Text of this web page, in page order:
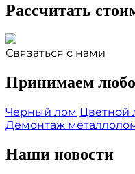
Рассчитать
Связаться с нами
Принимаем
Черный лом Цветной
Демонтаж
Наши новости